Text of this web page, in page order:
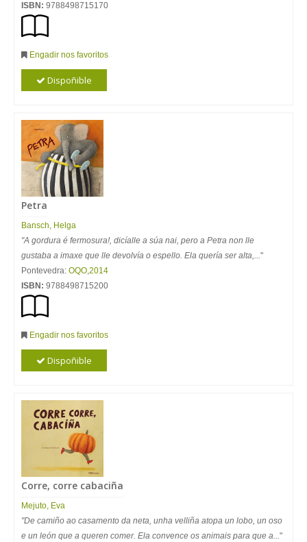
ISBN: 9788498715170
Engadir nos favoritos
Dispoñible
Petra
Bansch, Helga
"A gordura é fermosura!, dicíalle a súa nai, pero a Petra non lle
gustaba a imaxe que lle devolvía o espello. Ela quería ser alta,..."
Pontevedra: OQO,2014
ISBN: 9788498715200
Engadir nos favoritos
Dispoñible
Corre, corre cabaciña
Mejuto, Eva
"De camiño ao casamento da neta, unha velliña atopa un lobo, un oso
e un león que a queren comer. Ela convence os animais para que a..."